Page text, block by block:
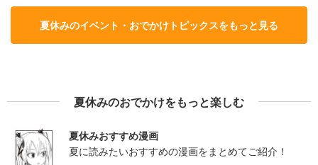
夏休みのイベント・おでかけトピックスをもっと見る
夏休みのおでかけをもっと楽しむ
夏休みおすすめ漫画
夏に読みたいおすすめの漫画をまとめてご紹介！